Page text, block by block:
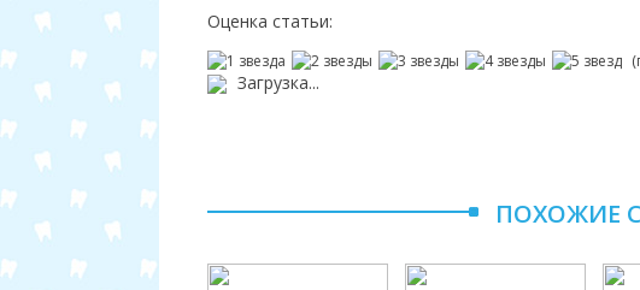
Оценка статьи:
Загрузка...
ПОХОЖИЕ